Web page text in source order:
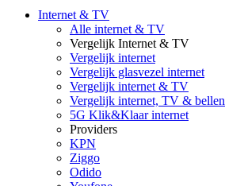
Internet & TV
Alle internet & TV
Vergelijk Internet & TV
Vergelijk internet
Vergelijk glasvezel internet
Vergelijk internet & TV
Vergelijk internet, TV & bellen
5G Klik&Klaar internet
Providers
KPN
Ziggo
Odido